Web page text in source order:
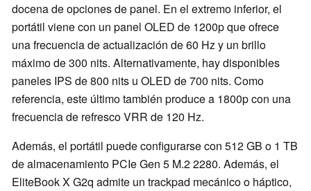
docena de opciones de panel. En el extremo inferior, el
portátil viene con un panel OLED de 1200p que ofrece
una frecuencia de actualización de 60 Hz y un brillo
máximo de 300 nits. Alternativamente, hay disponibles
paneles IPS de 800 nits u OLED de 700 nits. Como
referencia, este último también produce a 1800p con una
frecuencia de refresco VRR de 120 Hz.
Además, el portátil puede configurarse con 512 GB o 1 TB
de almacenamiento PCIe Gen 5 M.2 2280. Además, el
EliteBook X G2q admite un trackpad mecánico o háptico,